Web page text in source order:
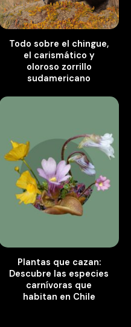
Todo sobre el chingue,
el carismático y
oloroso zorrillo
sudamericano
Plantas que cazan:
Descubre las especies
carnívoras que
habitan en Chile